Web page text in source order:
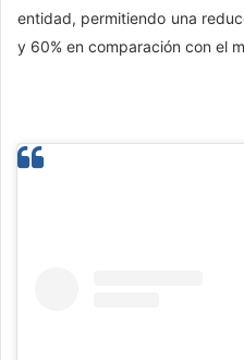
entidad, permitiendo una
y 60% en comparación con el